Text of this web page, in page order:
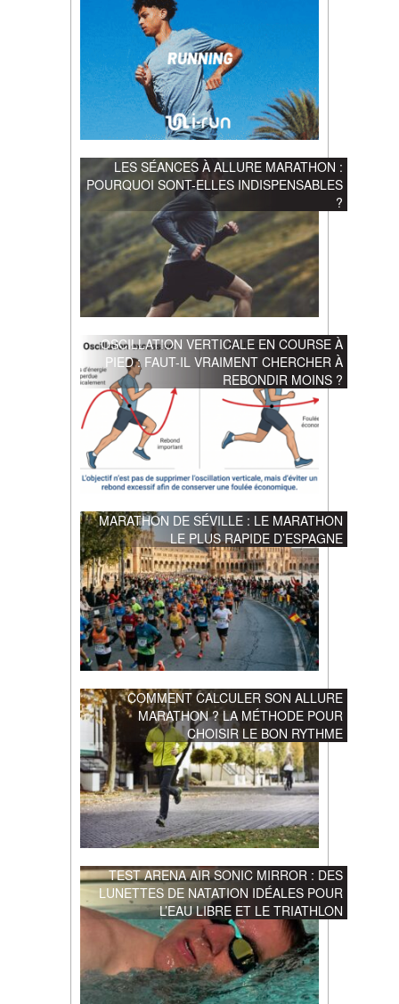
LES SÉANCES À ALLURE MARATHON :
POURQUOI SONT-ELLES INDISPENSABLES
?
OSCILLATION VERTICALE EN COURSE À
PIED : FAUT-IL VRAIMENT CHERCHER À
REBONDIR MOINS ?
MARATHON DE SÉVILLE : LE MARATHON
LE PLUS RAPIDE D’ESPAGNE
COMMENT CALCULER SON ALLURE
MARATHON ? LA MÉTHODE POUR
CHOISIR LE BON RYTHME
TEST ARENA AIR SONIC MIRROR : DES
LUNETTES DE NATATION IDÉALES POUR
L’EAU LIBRE ET LE TRIATHLON